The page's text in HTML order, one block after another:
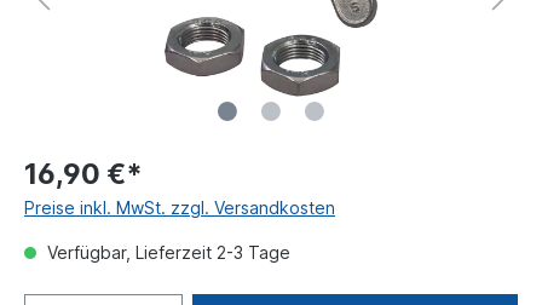
16,90 €*
Preise inkl. MwSt. zzgl. Versandkosten
Verfügbar, Lieferzeit 2-3 Tage